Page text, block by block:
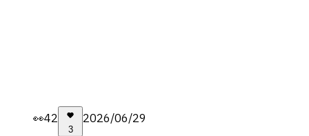
👀42
3
2026/06/29